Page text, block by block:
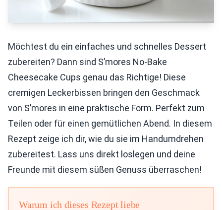
Möchtest du ein einfaches und schnelles Dessert
zubereiten? Dann sind S’mores No-Bake
Cheesecake Cups genau das Richtige! Diese
cremigen Leckerbissen bringen den Geschmack
von S’mores in eine praktische Form. Perfekt zum
Teilen oder für einen gemütlichen Abend. In diesem
Rezept zeige ich dir, wie du sie im Handumdrehen
zubereitest. Lass uns direkt loslegen und deine
Freunde mit diesem süßen Genuss überraschen!
Warum ich dieses Rezept liebe